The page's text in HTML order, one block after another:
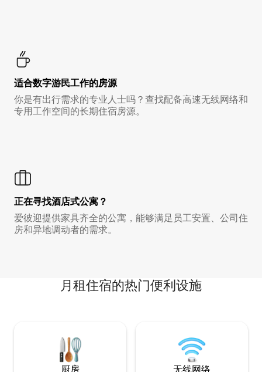
适合数字游民工作的房源
你是有出行需求的专业人士吗？查找配备高速无线网络和
专用工作空间的长期住宿房源。
正在寻找酒店式公寓？
爱彼迎提供家具齐全的公寓，能够满足员工安置、公司住
房和异地调动者的需求。
月租住宿的热门便利设施